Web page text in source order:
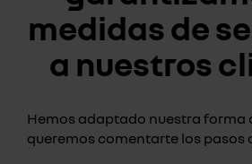
medidas de
a nuestros
Hemos adaptado nuestra forma
queremos comentarte los pasos